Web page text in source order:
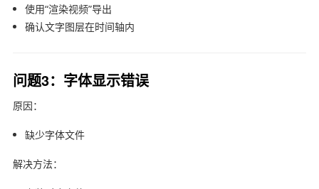
使用“渲染视频”导出
确认文字图层在时间轴内
问题3：字体显示错误
原因：
缺少字体文件
解决方法：